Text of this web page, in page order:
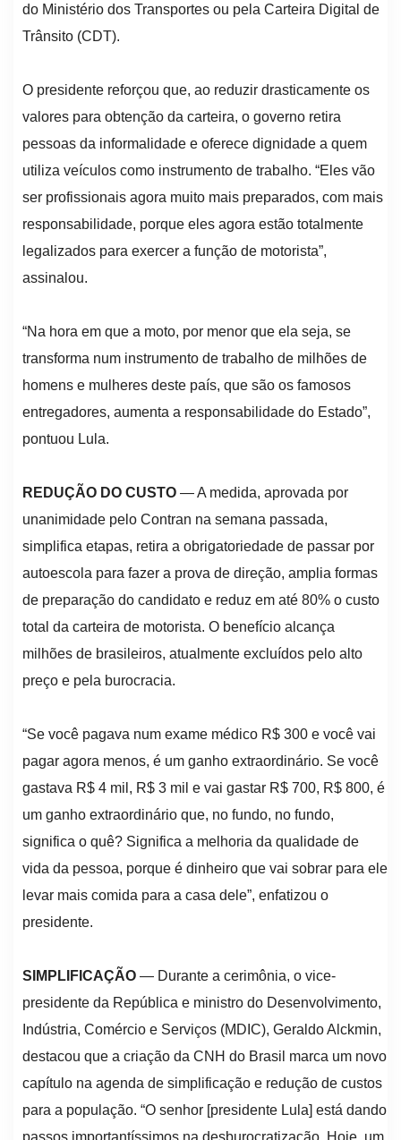
do Ministério dos Transportes ou pela Carteira Digital de
Trânsito (CDT).
O presidente reforçou que, ao reduzir drasticamente os
valores para obtenção da carteira, o governo retira
pessoas da informalidade e oferece dignidade a quem
utiliza veículos como instrumento de trabalho. “Eles vão
ser profissionais agora muito mais preparados, com mais
responsabilidade, porque eles agora estão totalmente
legalizados para exercer a função de motorista”,
assinalou.
“Na hora em que a moto, por menor que ela seja, se
transforma num instrumento de trabalho de milhões de
homens e mulheres deste país, que são os famosos
entregadores, aumenta a responsabilidade do Estado”,
pontuou Lula.
REDUÇÃO DO CUSTO — A medida, aprovada por
unanimidade pelo Contran na semana passada,
simplifica etapas, retira a obrigatoriedade de passar por
autoescola para fazer a prova de direção, amplia formas
de preparação do candidato e reduz em até 80% o custo
total da carteira de motorista. O benefício alcança
milhões de brasileiros, atualmente excluídos pelo alto
preço e pela burocracia.
“Se você pagava num exame médico R$ 300 e você vai
pagar agora menos, é um ganho extraordinário. Se você
gastava R$ 4 mil, R$ 3 mil e vai gastar R$ 700, R$ 800, é
um ganho extraordinário que, no fundo, no fundo,
significa o quê? Significa a melhoria da qualidade de
vida da pessoa, porque é dinheiro que vai sobrar para ele
levar mais comida para a casa dele”, enfatizou o
presidente.
SIMPLIFICAÇÃO — Durante a cerimônia, o vice-
presidente da República e ministro do Desenvolvimento,
Indústria, Comércio e Serviços (MDIC), Geraldo Alckmin,
destacou que a criação da CNH do Brasil marca um novo
capítulo na agenda de simplificação e redução de custos
para a população. “O senhor [presidente Lula] está dando
passos importantíssimos na desburocratização. Hoje, um